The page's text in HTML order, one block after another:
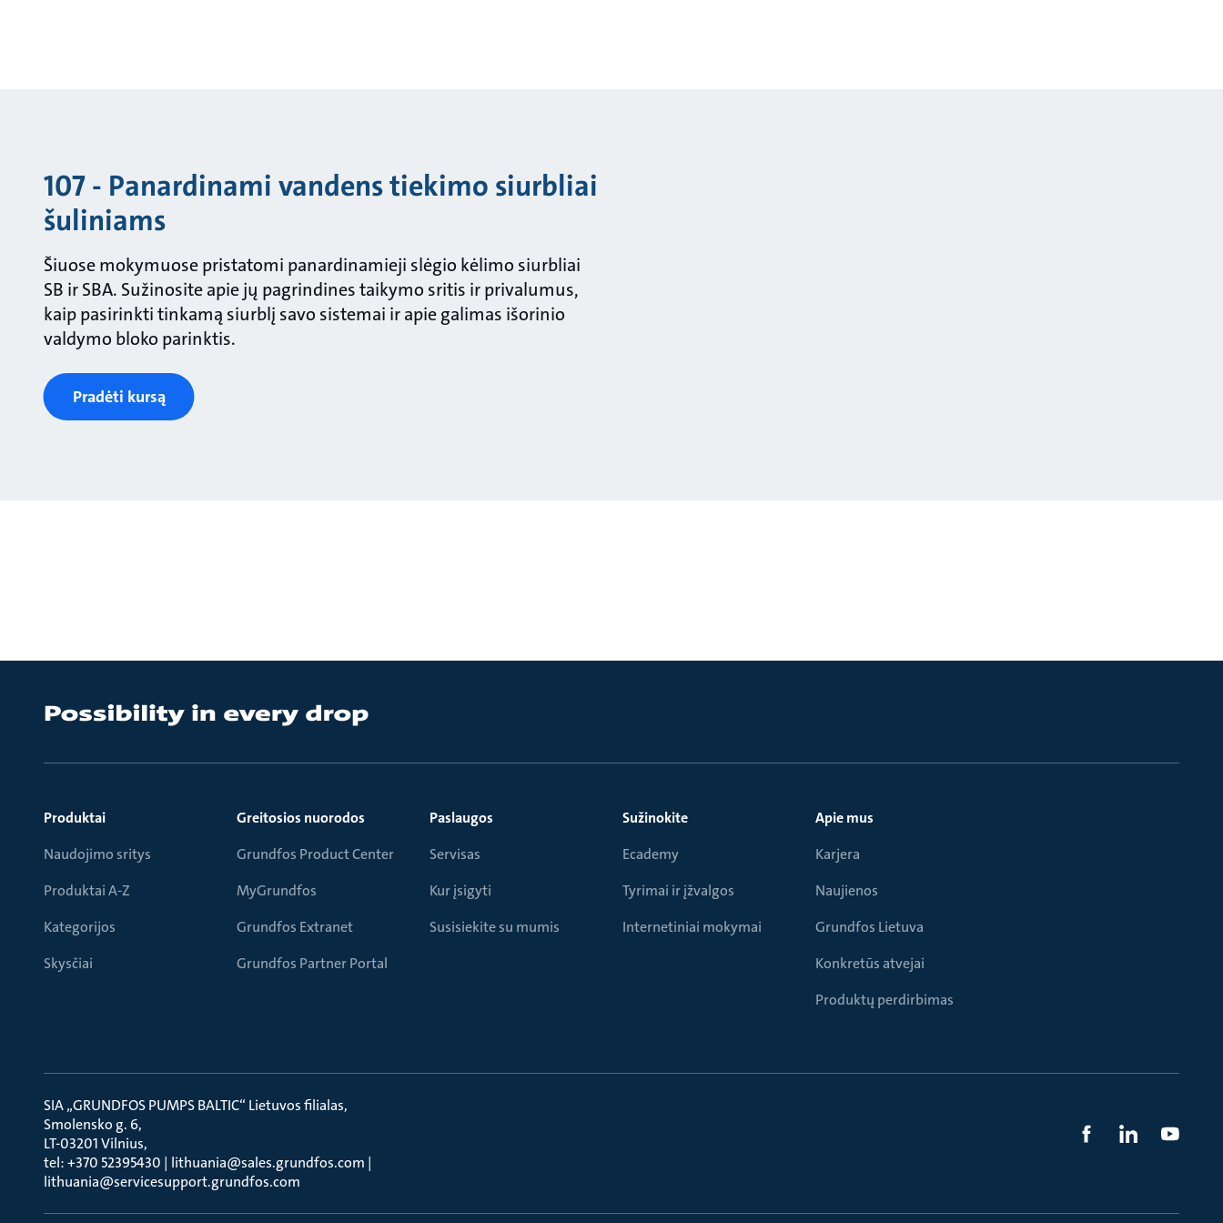
107 - Panardinami vandens tiekimo siurbliai
šuliniams
Šiuose mokymuose pristatomi panardinamieji slėgio kėlimo siurbliai
SB ir SBA. Sužinosite apie jų pagrindines taikymo sritis ir privalumus,
kaip pasirinkti tinkamą siurblį savo sistemai ir apie galimas išorinio
valdymo bloko parinktis.
Pradėti kursą
Produktai
Naudojimo sritys
Produktai A-Z
Kategorijos
Skysčiai
Greitosios nuorodos
Grundfos Product Center
MyGrundfos
Grundfos Extranet
Grundfos Partner Portal
Paslaugos
Servisas
Kur įsigyti
Susisiekite su mumis
Sužinokite
Ecademy
Tyrimai ir įžvalgos
Internetiniai mokymai
Apie mus
Karjera
Naujienos
Grundfos Lietuva
Konkretūs atvejai
Produktų perdirbimas
SIA „GRUNDFOS PUMPS BALTIC“ Lietuvos filialas
Smolensko g. 6
LT-03201 Vilnius
tel: +370 52395430 | lithuania@sales.grundfos.com |
lithuania@servicesupport.grundfos.com